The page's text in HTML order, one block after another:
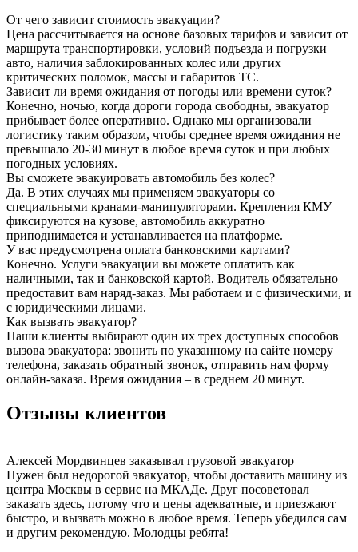
От чего зависит стоимость эвакуации?
Цена рассчитывается на основе базовых тарифов и зависит от
маршрута транспортировки, условий подъезда и погрузки
авто, наличия заблокированных колес или других
критических поломок, массы и габаритов ТС.
Зависит ли время ожидания от погоды или времени суток?
Конечно, ночью, когда дороги города свободны, эвакуатор
прибывает более оперативно. Однако мы организовали
логистику таким образом, чтобы среднее время ожидания не
превышало 20-30 минут в любое время суток и при любых
погодных условиях.
Вы сможете эвакуировать автомобиль без колес?
Да. В этих случаях мы применяем эвакуаторы со
специальными кранами-манипуляторами. Крепления КМУ
фиксируются на кузове, автомобиль аккуратно
приподнимается и устанавливается на платформе.
У вас предусмотрена оплата банковскими картами?
Конечно. Услуги эвакуации вы можете оплатить как
наличными, так и банковской картой. Водитель обязательно
предоставит вам наряд-заказ. Мы работаем и с физическими, и
с юридическими лицами.
Как вызвать эвакуатор?
Наши клиенты выбирают один их трех доступных способов
вызова эвакуатора: звонить по указанному на сайте номеру
телефона, заказать обратный звонок, отправить нам форму
онлайн-заказа. Время ожидания – в среднем 20 минут.
Отзывы клиентов
Алексей Мордвинцев заказывал грузовой эвакуатор
Нужен был недорогой эвакуатор, чтобы доставить машину из
центра Москвы в сервис на МКАДе. Друг посоветовал
заказать здесь, потому что и цены адекватные, и приезжают
быстро, и вызвать можно в любое время. Теперь убедился сам
и другим рекомендую. Молодцы ребята!